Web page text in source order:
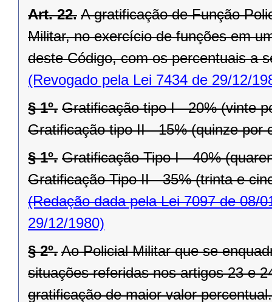
Art. 22. A gratificação de Função
Militar, no exercício de funções em
deste Código, com os percentuais a
(Revogado pela Lei 7434 de 29/12/
§ 1º. Gratificação tipo I - 20% (vinte
Gratificação tipo II - 15% (quinze por
§ 1º. Gratificação Tipo I - 40%
Gratificação Tipo II - 35% (trinta e
(Redação dada pela Lei 7097 de 08/
29/12/1980)
§ 2º. Ao Policial Militar que se
situações referidas nos artigos 23 e
gratificação de maior valor percentual.